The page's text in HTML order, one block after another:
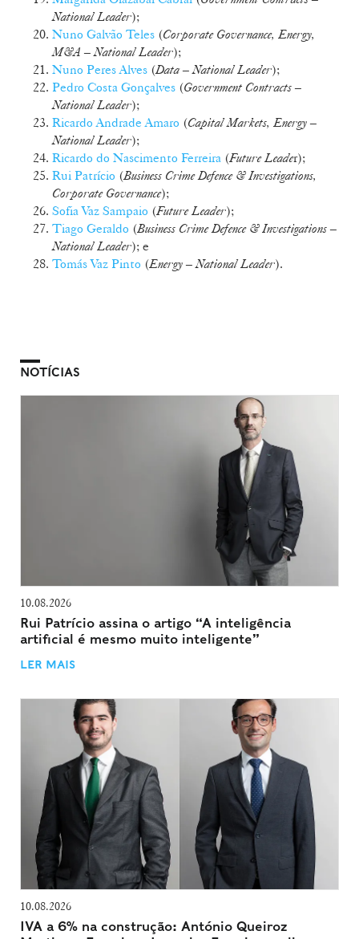
National Leader);
Nuno Galvão Teles (Corporate Governance, Energy,
M&A – National Leader);
Nuno Peres Alves (Data – National Leader);
Pedro Costa Gonçalves (Government Contracts –
National Leader);
Ricardo Andrade Amaro (Capital Markets, Energy –
National Leader);
Ricardo do Nascimento Ferreira (Future Leader);
Rui Patrício (Business Crime Defence & Investigations,
Corporate Governance);
Sofia Vaz Sampaio (Future Leader);
Tiago Geraldo (Business Crime Defence & Investigations –
National Leader); e
Tomás Vaz Pinto (Energy – National Leader).
NOTÍCIAS
10.08.2026
Rui Patrício assina o artigo “A inteligência
artificial é mesmo muito inteligente”
LER MAIS
10.08.2026
IVA a 6% na construção: António Queiroz